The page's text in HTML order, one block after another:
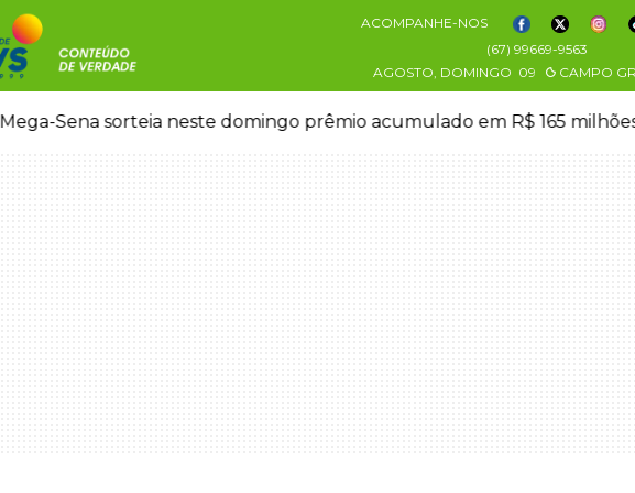
ACOMPANHE-NOS
(67) 99669-9563
AGOSTO, DOMINGO 09 CAMPO
Mega-Sena sorteia neste domingo prêmio acumulado em R$ 165